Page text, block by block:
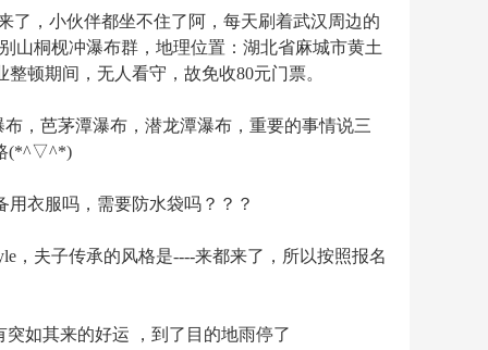
了，小伙伴都坐不住了阿，每天刷着武汉周边的
山桐枧冲瀑布群，地理位置：湖北省麻城市黄土
顿期间，无人看守，故免收80元门票。
，芭茅潭瀑布，潜龙潭瀑布，重要的事情说三
(*^▽^*)
衣服吗，需要防水袋吗？？？
，夫子传承的风格是----来都来了，所以按照报名
如其来的好运 ，到了目的地雨停了